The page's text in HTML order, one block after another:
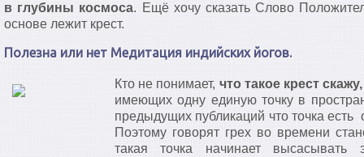
в глубины космоса. Ещё хочу сказать Слово
основе лежит крест.
Полезна или нет Медитация индийских йогов.
Кто не понимает, что такое крест
имеющих одну единую точку в
предыдущих публикаций что точка
Поэтому говорят грех во времени
такая точка начинает высасывать